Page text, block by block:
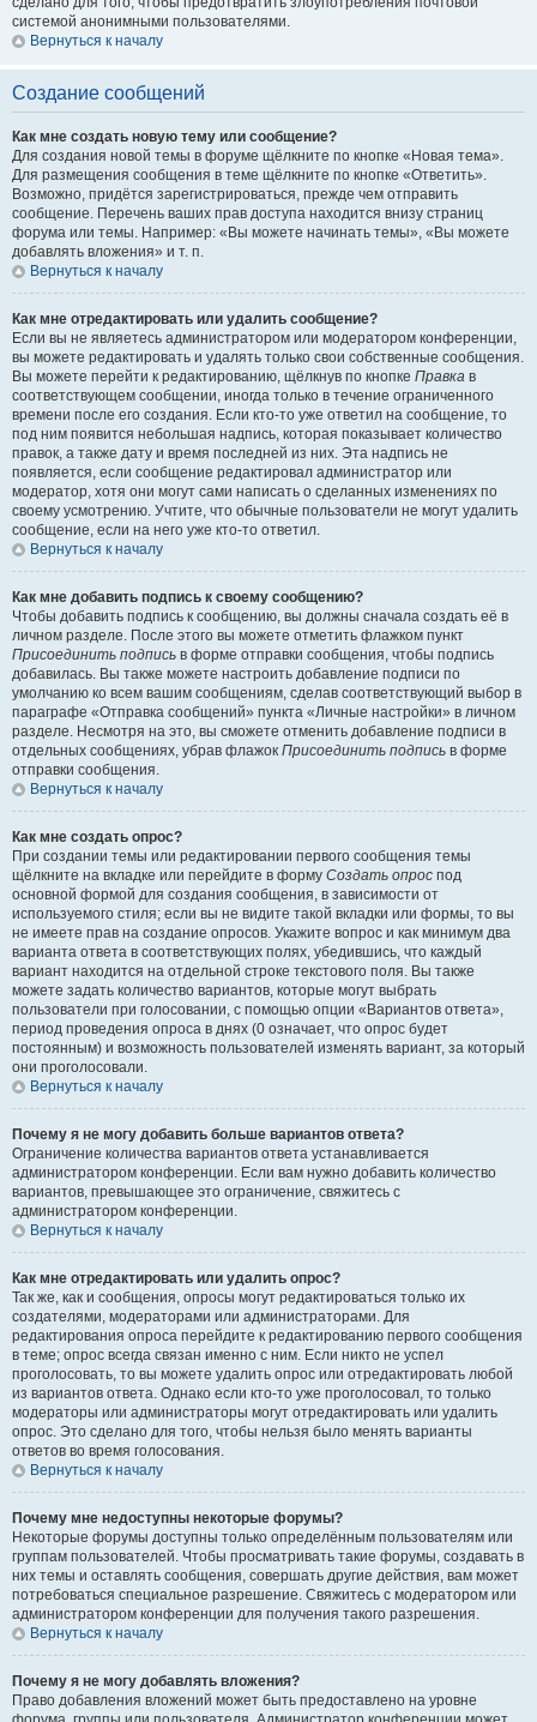
системой анонимными пользователями.
Вернуться к началу
Создание сообщений
Как мне создать новую тему или сообщение?
Для создания новой темы в форуме щёлкните по кнопке «Новая тема».
Для размещения сообщения в теме щёлкните по кнопке «Ответить».
Возможно, придётся зарегистрироваться, прежде чем отправить
сообщение. Перечень ваших прав доступа находится внизу страниц
форума или темы. Например: «Вы можете начинать темы», «Вы можете
добавлять вложения» и т. п.
Вернуться к началу
Как мне отредактировать или удалить сообщение?
Если вы не являетесь администратором или модератором конференции,
вы можете редактировать и удалять только свои собственные сообщения.
Вы можете перейти к редактированию, щёлкнув по кнопке Правка в
соответствующем сообщении, иногда только в течение ограниченного
времени после его создания. Если кто-то уже ответил на сообщение, то
под ним появится небольшая надпись, которая показывает количество
правок, а также дату и время последней из них. Эта надпись не
появляется, если сообщение редактировал администратор или
модератор, хотя они могут сами написать о сделанных изменениях по
своему усмотрению. Учтите, что обычные пользователи не могут удалить
сообщение, если на него уже кто-то ответил.
Вернуться к началу
Как мне добавить подпись к своему сообщению?
Чтобы добавить подпись к сообщению, вы должны сначала создать её в
личном разделе. После этого вы можете отметить флажком пункт
Присоединить подпись в форме отправки сообщения, чтобы подпись
добавилась. Вы также можете настроить добавление подписи по
умолчанию ко всем вашим сообщениям, сделав соответствующий выбор в
параграфе «Отправка сообщений» пункта «Личные настройки» в личном
разделе. Несмотря на это, вы сможете отменить добавление подписи в
отдельных сообщениях, убрав флажок Присоединить подпись в форме
отправки сообщения.
Вернуться к началу
Как мне создать опрос?
При создании темы или редактировании первого сообщения темы
щёлкните на вкладке или перейдите в форму Создать опрос под
основной формой для создания сообщения, в зависимости от
используемого стиля; если вы не видите такой вкладки или формы, то вы
не имеете прав на создание опросов. Укажите вопрос и как минимум два
варианта ответа в соответствующих полях, убедившись, что каждый
вариант находится на отдельной строке текстового поля. Вы также
можете задать количество вариантов, которые могут выбрать
пользователи при голосовании, с помощью опции «Вариантов ответа»,
период проведения опроса в днях (0 означает, что опрос будет
постоянным) и возможность пользователей изменять вариант, за который
они проголосовали.
Вернуться к началу
Почему я не могу добавить больше вариантов ответа?
Ограничение количества вариантов ответа устанавливается
администратором конференции. Если вам нужно добавить количество
вариантов, превышающее это ограничение, свяжитесь с
администратором конференции.
Вернуться к началу
Как мне отредактировать или удалить опрос?
Так же, как и сообщения, опросы могут редактироваться только их
создателями, модераторами или администраторами. Для
редактирования опроса перейдите к редактированию первого сообщения
в теме; опрос всегда связан именно с ним. Если никто не успел
проголосовать, то вы можете удалить опрос или отредактировать любой
из вариантов ответа. Однако если кто-то уже проголосовал, то только
модераторы или администраторы могут отредактировать или удалить
опрос. Это сделано для того, чтобы нельзя было менять варианты
ответов во время голосования.
Вернуться к началу
Почему мне недоступны некоторые форумы?
Некоторые форумы доступны только определённым пользователям или
группам пользователей. Чтобы просматривать такие форумы, создавать в
них темы и оставлять сообщения, совершать другие действия, вам может
потребоваться специальное разрешение. Свяжитесь с модератором или
администратором конференции для получения такого разрешения.
Вернуться к началу
Почему я не могу добавлять вложения?
Право добавления вложений может быть предоставлено на уровне